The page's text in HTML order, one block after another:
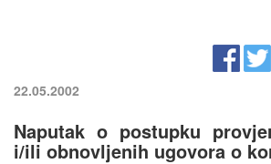
22.05.2002
Naputak o postupku
i/ili obnovljenih ugovora o